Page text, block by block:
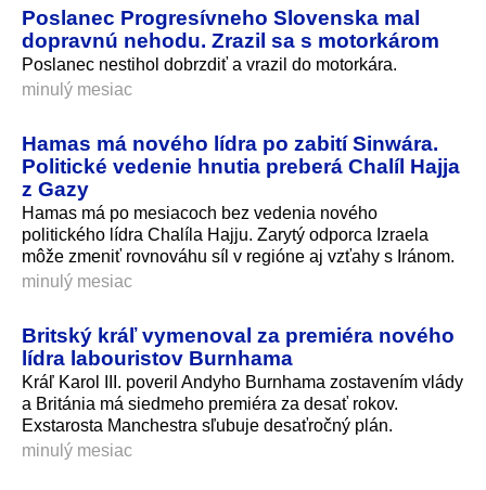
Poslanec Progresívneho Slovenska mal
dopravnú nehodu. Zrazil sa s motorkárom
Poslanec nestihol dobrzdiť a vrazil do motorkára.
minulý mesiac
Hamas má nového lídra po zabití Sinwára.
Politické vedenie hnutia preberá Chalíl Hajja
z Gazy
Hamas má po mesiacoch bez vedenia nového
politického lídra Chalíla Hajju. Zarytý odporca Izraela
môže zmeniť rovnováhu síl v regióne aj vzťahy s Iránom.
minulý mesiac
Britský kráľ vymenoval za premiéra nového
lídra labouristov Burnhama
Kráľ Karol III. poveril Andyho Burnhama zostavením vlády
a Británia má siedmeho premiéra za desať rokov.
Exstarosta Manchestra sľubuje desaťročný plán.
minulý mesiac